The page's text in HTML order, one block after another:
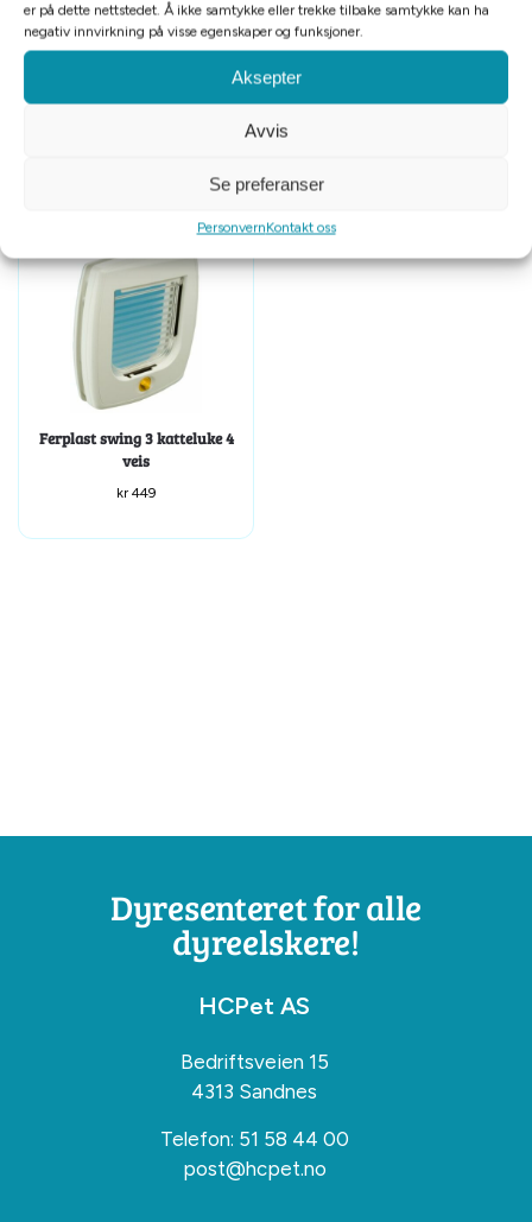
er på dette nettstedet. Å ikke samtykke eller trekke tilbake samtykke kan ha
negativ innvirkning på visse egenskaper og funksjoner.
Aksepter
Avvis
Se preferanser
PersonvernKontakt oss
Ferplast swing 3 katteluke 4
veis
kr449
Dyresenteret for alle
dyreelskere!
HCPet AS
Bedriftsveien 15
4313 Sandnes
Telefon: 51 58 44 00
post@hcpet.no